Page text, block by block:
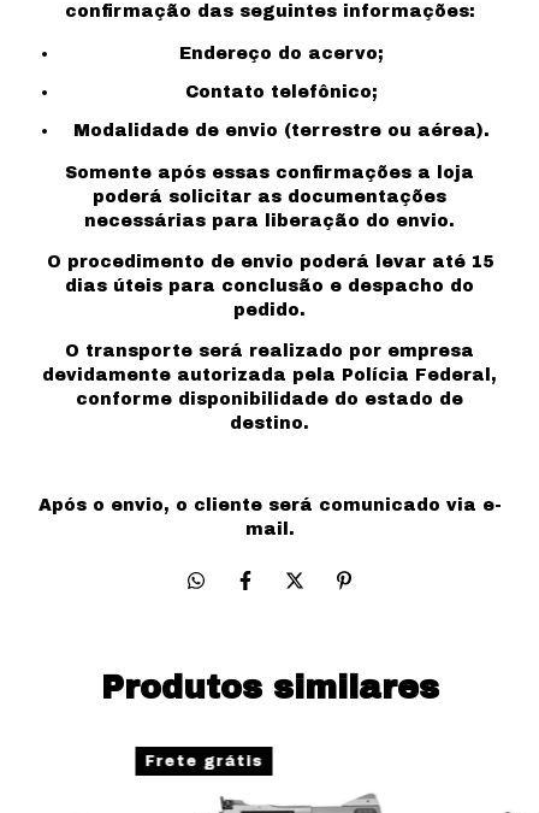
confirmação das seguintes informações:
Endereço do acervo;
Contato telefônico;
Modalidade de envio (terrestre ou aérea).
Somente após essas confirmações a loja
poderá solicitar as documentações
necessárias para liberação do envio.
O procedimento de envio poderá levar até 15
dias úteis para conclusão e despacho do
pedido.
O transporte será realizado por empresa
devidamente autorizada pela Polícia Federal,
conforme disponibilidade do estado de
destino.
Após o envio, o cliente será comunicado via e-
mail.
Produtos similares
Frete grátis